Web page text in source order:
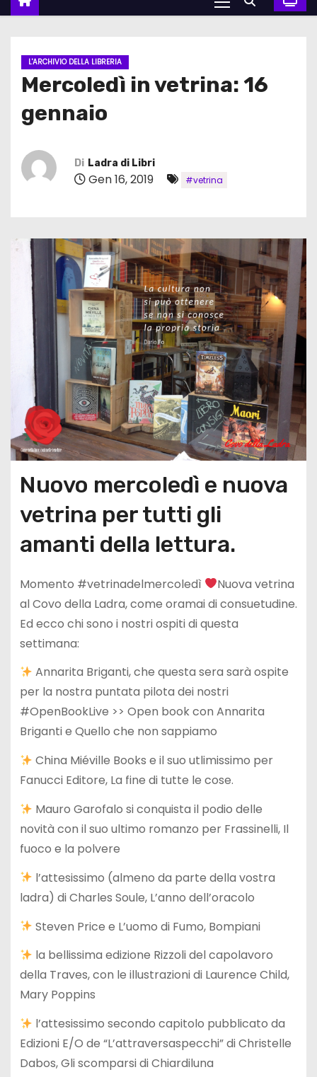
L'ARCHIVIO DELLA LIBRERIA
Mercoledì in vetrina: 16
gennaio
Di Ladra di Libri
Gen 16, 2019 #vetrina
Nuovo mercoledì e nuova
vetrina per tutti gli
amanti della lettura.
Momento #vetrinadelmercoledì
Nuova vetrina
al Covo della Ladra, come oramai di consuetudine.
Ed ecco chi sono i nostri ospiti di questa
settimana:
Annarita Briganti, che questa sera sarà ospite
per la nostra puntata pilota dei nostri
#OpenBookLive >> Open book con Annarita
Briganti e Quello che non sappiamo
China Miéville Books e il suo utlimissimo per
Fanucci Editore, La fine di tutte le cose.
Mauro Garofalo si conquista il podio delle
novità con il suo ultimo romanzo per Frassinelli, Il
fuoco e la polvere
l’attesissimo (almeno da parte della vostra
ladra) di Charles Soule, L’anno dell’oracolo
Steven Price e L’uomo di Fumo, Bompiani
la bellissima edizione Rizzoli del capolavoro
della Traves, con le illustrazioni di Laurence Child,
Mary Poppins
l’attesissimo secondo capitolo pubblicato da
Edizioni E/O de “L’attraversaspecchi” di Christelle
Dabos, Gli scomparsi di Chiardiluna